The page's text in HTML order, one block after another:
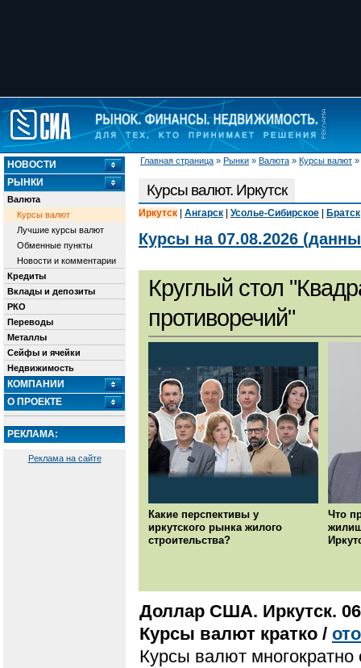
Главная страница » Рынки » Валюта » Курсы валют »
НОВОСТИ
РЫНКИ
Валюта
Курсы валют
Лучшие курсы валют
Обменные пункты
Новости и комментарии
Кредиты
Вклады и депозиты
РКО
Переводы
Металлы
Сейфы и ячейки
Недвижимость
КОМПАНИИ
О ПРОЕКТЕ
РЕКЛАМА:
Реклама на сайте
Курсы валют. Иркутск
Иркутск Ангарск Усолье-Сибирское Братск
Курсы на 07.08.2026
Круглый стол
противоречий"
Какие перспективы у
иркутского рынка жилого
строительства?
Что
Доллар США. Иркутск.
Курсы валют кратко /
Курсы валют